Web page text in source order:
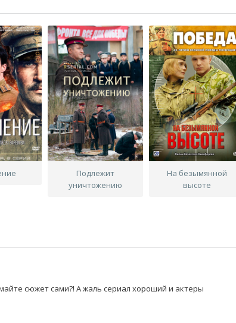
Подлежит
уничтожению
На безымянной
высоте
сюжет сами?! А жаль сериал хороший и актеры